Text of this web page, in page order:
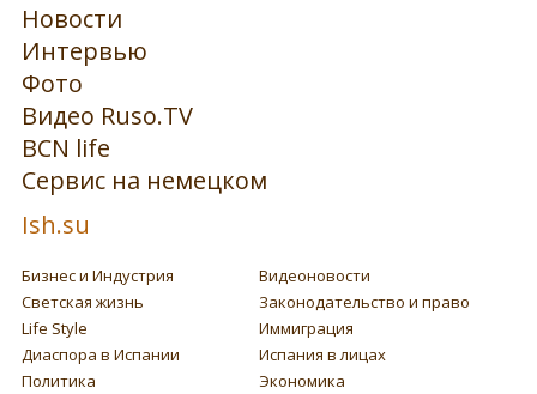
Новости
Интервью
Фото
Видео Ruso.TV
BCN life
Сервис на немецком
Ish.su
Бизнес и Индустрия
Видеоновости
Светская жизнь
Законодательство и право
Life Style
Иммиграция
Диаспора в Испании
Испания в лицах
Политика
Экономика